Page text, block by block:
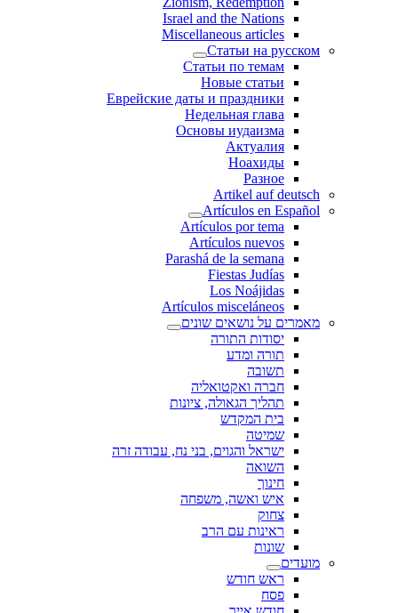
Israel and the Nations
Miscellaneous articles
Статьи на русском
Статьи по темам
Новые статьи
Еврейские даты и праздники
Недельная глава
Основы иудаизма
Актуалия
Ноахиды
Разное
Artikel auf deutsch
Artículos en Español
Artículos por tema
Artículos nuevos
Parashá de la semana
Fiestas Judías
Los Noájidas
Artículos misceláneos
מאמרים על נושאים שונים
יסודות התורה
תורה ומדע
תשובה
חברה ואקטואליה
תהליך הגאולה, ציונות
בית המקדש
שמיטה
ישראל והגוים, בני נח, עבודה זרה
השואה
חינוך
איש ואשה, משפחה
צחוק
ראינות עם הרב
שונות
מועדים
ראש חודש
פסח